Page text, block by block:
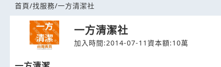
首頁/找服務/一方清潔社
一方清潔社
加入時間:2014-07-11 資本額:10萬